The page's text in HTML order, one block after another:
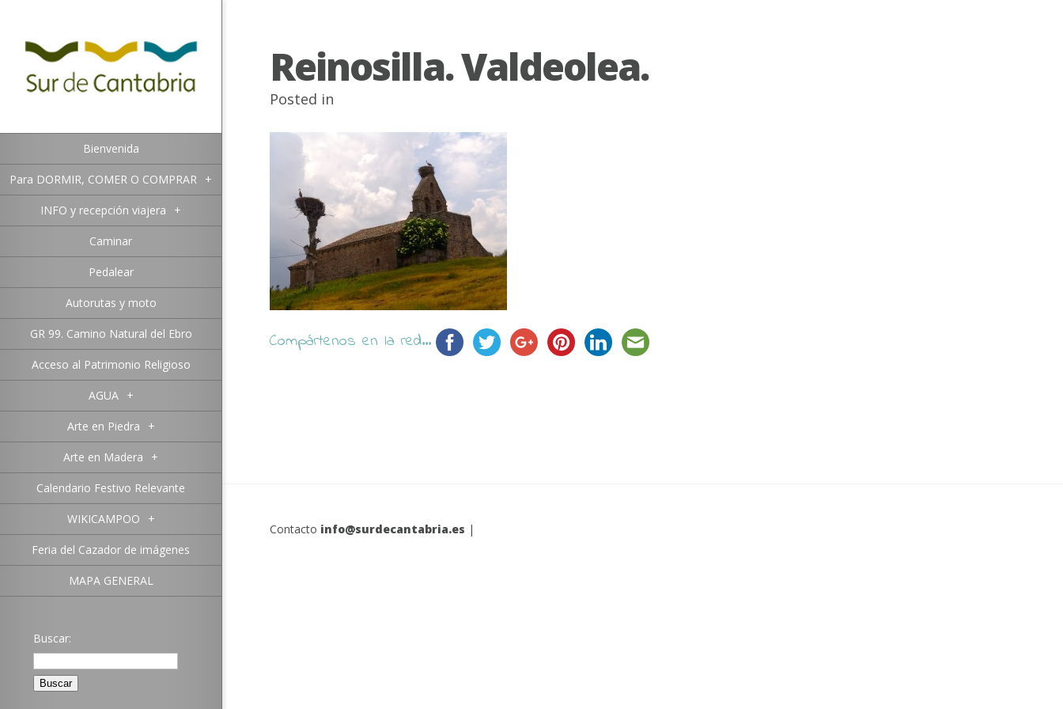
Bienvenida
Para DORMIR, COMER O COMPRAR +
INFO y recepción viajera +
Caminar
Pedalear
Autorutas y moto
GR 99. Camino Natural del Ebro
Acceso al Patrimonio Religioso
AGUA +
Arte en Piedra +
Arte en Madera +
Calendario Festivo Relevante
WIKICAMPOO +
Feria del Cazador de imágenes
MAPA GENERAL
Buscar:
Reinosilla. Valdeolea.
Posted in
Compártenos en la red...
Contacto info@surdecantabria.es |